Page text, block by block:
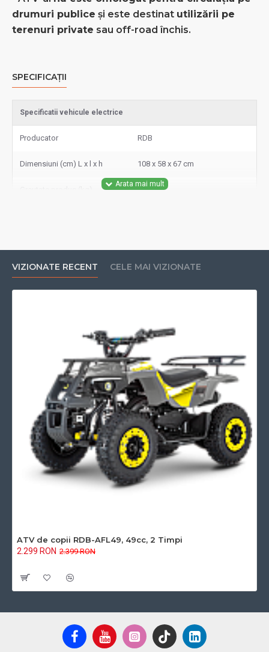
drumuri publice și este destinat utilizării pe
terenuri private sau off-road închis.
SPECIFICAȚII
Specificatii vehicule electrice
Producator RDB
Dimensiuni (cm) L x l x h 108 x 58 x 67 cm
38 kg
Tip alimentare Benzină (2T)
Putere motor cp ≈ 2.1 CP
Lanț
Automată
VIZIONATE RECENT CELE MAI VIZIONATE
ATV de copii RDB-AFL49, 49cc, 2 Timpi
2.299 RON 2.399 RON